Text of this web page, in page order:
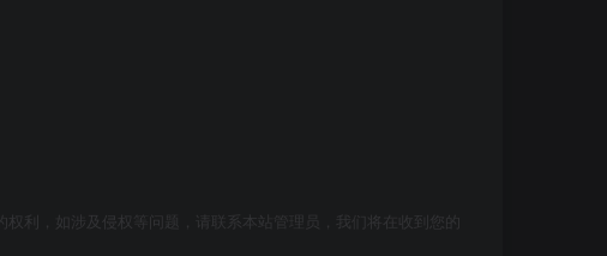
利，如涉及侵权等问题，请联系本站管理员，我们将在收到您的